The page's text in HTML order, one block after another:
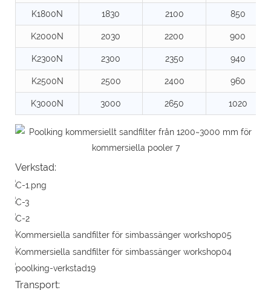
K1800N 1830 2100 850
K2000N 2030 2200 900
K2300N 2300 2350 940
K2500N 2500 2400 960
K3000N 3000 2650 1020
Verkstad:
Transport: